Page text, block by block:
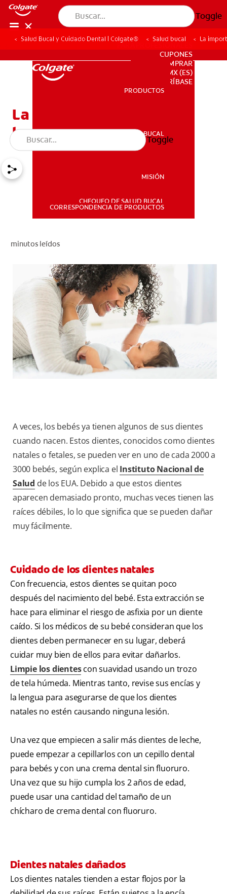
Toggle
PRODUCTOS
SALUD BUCAL
PARA PROFESIONALES
DONDE COMPRAR
MX (ES)
PARA PROFESIONALES
CUPONES
DONDE COMPRAR
MX (ES)
SUSCRÍBASE
PRODUCTOS
SALUD BUCAL
MISIÓN
CHEQUEO DE SALUD BUCAL
CORRESPONDENCIA DE PRODUCTOS
Toggle
Salud Bucal y Cuidado Dental | Colgate® Salud bucal La
La importancia de cuidar
los dientes natales
minutos leídos
A veces, los bebés ya tienen algunos de sus dientes
cuando nacen. Estos dientes, conocidos como dientes
natales o fetales, se pueden ver en uno de cada 2000 a
3000 bebés, según explica el Instituto Nacional de
Salud de los EUA. Debido a que estos dientes
aparecen demasiado pronto, muchas veces tienen las
raíces débiles, lo lo que significa que se pueden dañar
muy fácilmente.
Cuidado de los dientes natales
Con frecuencia, estos dientes se quitan poco
después del nacimiento del bebé. Esta extracción se
hace para eliminar el riesgo de asfixia por un diente
caído. Si los médicos de su bebé consideran que los
dientes deben permanecer en su lugar, deberá
cuidar muy bien de ellos para evitar dañarlos.
Limpie los dientescon suavidad usando un trozo
de tela húmeda. Mientras tanto, revise sus encías y
la lengua para asegurarse de que los dientes
natales no estén causando ninguna lesión.
Una vez que empiecen a salir más dientes de leche,
puede empezar a cepillarlos con un cepillo dental
para bebés y con una crema dental sin fluoruro.
Una vez que su hijo cumpla los 2 años de edad,
puede usar una cantidad del tamaño de un
chícharo de crema dental con fluoruro.
Dientes natales dañados
Los dientes natales tienden a estar flojos por la